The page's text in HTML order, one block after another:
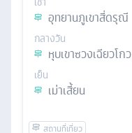
อุทยานภูเขาสี่ดรุณี
กลางวัน
หุบเขาซวงเฉียวโกว
เย็น
เม่าเสี้ยน